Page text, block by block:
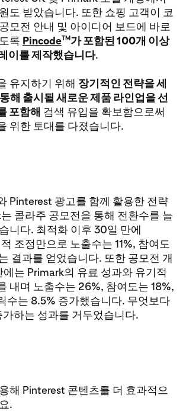
도 받았습니다. 또한 쇼핑 고객이 코
모전 안내 및 아이디어 보드에 바로
록 PincodeTM가 포함된 100개 이상
이를 제작했습니다.
유지하기 위해 장기적인 전략을 세
해 출시될 새로운 제품 라인업을 선
포함해 검색 유입을 확보함으로써
위한 토대를 다졌습니다.
Pinterest 광고를 함께 활용한 전략
콜라주 공모전을 통해 전환수를 늘
니다. 최적화 이후 30일 만에
조정만으로 노출수는 11%, 참여도
결과를 얻었습니다. 또한 공모전 개
는 Primark의 유료 성과와 유기적
내며 노출수는 26%, 참여도는 18%,
수는 8.5% 증가했습니다. 무엇보다
가하는 성과를 거두었습니다.
해 Pinterest 콘텐츠를 더 효과적으
.